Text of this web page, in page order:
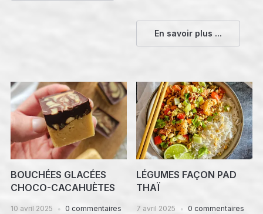
En savoir plus ...
BOUCHÉES GLACÉES
CHOCO-CACAHUÈTES
10 avril 2025 0 commentaires
LÉGUMES FAÇON PAD
THAÏ
7 avril 2025 0 commentaires